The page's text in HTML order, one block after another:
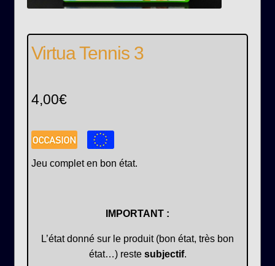
Virtua Tennis 3
4,00€
Jeu complet en bon état.
IMPORTANT :
L’état donné sur le produit (bon état, très bon
état…) reste subjectif.